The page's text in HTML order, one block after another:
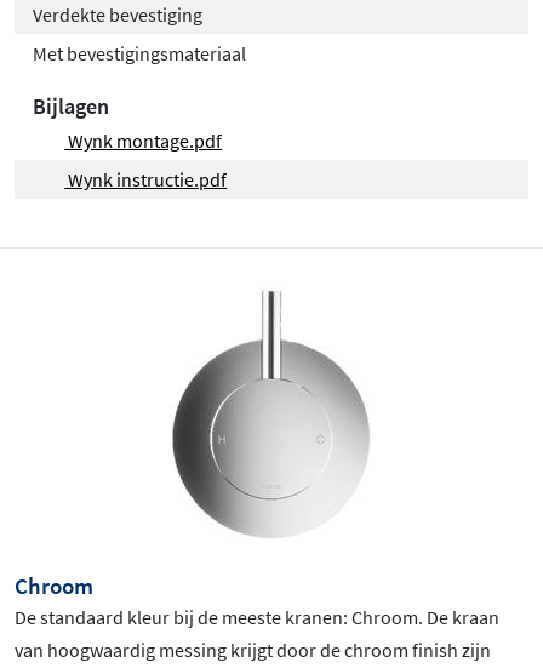
Verdekte bevestiging
Met bevestigingsmateriaal
Bijlagen
Wynk montage.pdf
Wynk instructie.pdf
Chroom
De standaard kleur bij de meeste kranen: Chroom. De kraan
van hoogwaardig messing krijgt door de chroom finish zijn